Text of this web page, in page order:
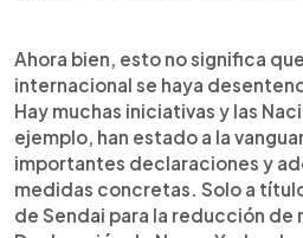
Ahora bien, esto no significa
internacional se haya
Hay muchas iniciativas y las
ejemplo, han estado a la
importantes declaraciones y
medidas concretas. Solo a
de Sendai para la reducción de